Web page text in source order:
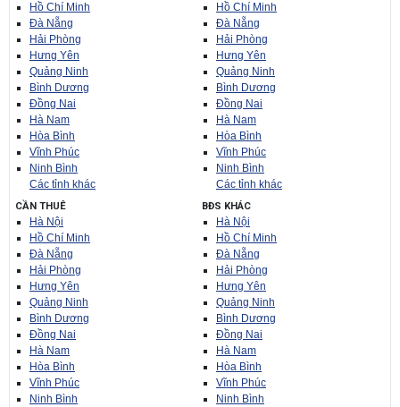
Hồ Chí Minh
Đà Nẵng
Hải Phòng
Hưng Yên
Quảng Ninh
Bình Dương
Đồng Nai
Hà Nam
Hòa Bình
Vĩnh Phúc
Ninh Bình
Các tỉnh khác
Hồ Chí Minh
Đà Nẵng
Hải Phòng
Hưng Yên
Quảng Ninh
Bình Dương
Đồng Nai
Hà Nam
Hòa Bình
Vĩnh Phúc
Ninh Bình
Các tỉnh khác
CẦN THUÊ
Hà Nội
Hồ Chí Minh
Đà Nẵng
Hải Phòng
Hưng Yên
Quảng Ninh
Bình Dương
Đồng Nai
Hà Nam
Hòa Bình
Vĩnh Phúc
Ninh Bình
BĐS KHÁC
Hà Nội
Hồ Chí Minh
Đà Nẵng
Hải Phòng
Hưng Yên
Quảng Ninh
Bình Dương
Đồng Nai
Hà Nam
Hòa Bình
Vĩnh Phúc
Ninh Bình